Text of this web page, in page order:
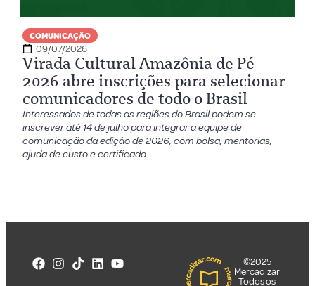
COMUNICAÇÃO
09/07/2026
Virada Cultural Amazônia de Pé
2026 abre inscrições para selecionar
comunicadores de todo o Brasil
Interessados de todas as regiões do Brasil podem se
inscrever até 14 de julho para integrar a equipe de
comunicação da edição de 2026, com bolsa, mentorias,
ajuda de custo e certificado
©2025
Mercadizar
Todos os